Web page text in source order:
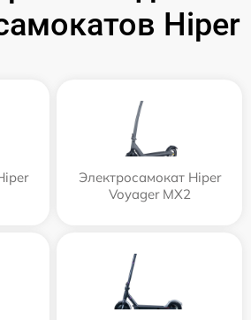
Hiper
Электросамокат Hiper
Voyager MX2